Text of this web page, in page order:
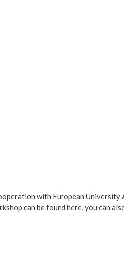
with European
can be found here, you can